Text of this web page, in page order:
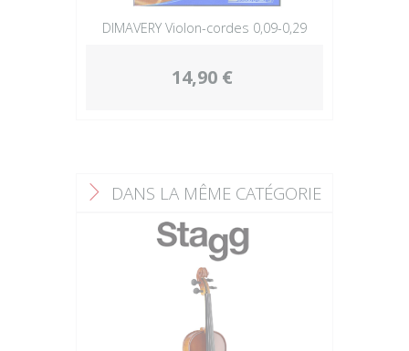
DIMAVERY Violon-cordes 0,09-0,29
14,90 €
F DANS LA MÊME CATÉGORIE